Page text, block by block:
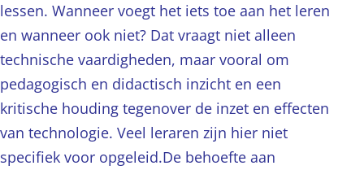
lessen. Wanneer voegt het iets toe aan het leren
en wanneer ook niet? Dat vraagt niet alleen
technische vaardigheden, maar vooral om
pedagogisch en didactisch inzicht en een
kritische houding tegenover de inzet en effecten
van technologie. Veel leraren zijn hier niet
specifiek voor opgeleid.De behoefte aan